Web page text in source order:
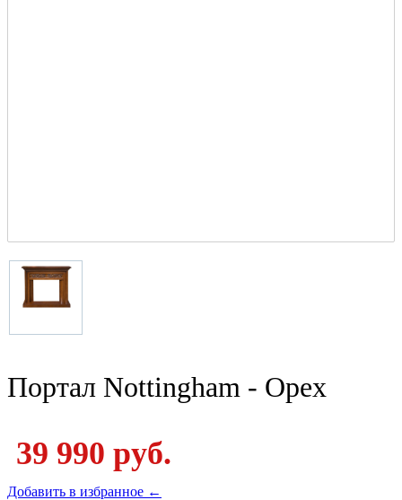
Портал Nottingham - Орех
39 990 руб.
Добавить в избранное ←